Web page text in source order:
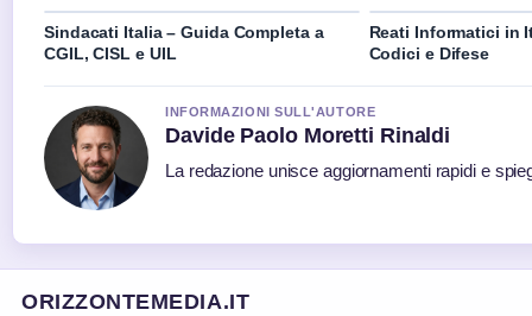
Sindacati Italia – Guida Completa a
CGIL, CISL e UIL
Reati Informatici in
Codici e Difese
INFORMAZIONI SULL'AUTORE
Davide Paolo Moretti Rinaldi
La redazione unisce aggiornamenti rapidi e
ORIZZONTEMEDIA.IT